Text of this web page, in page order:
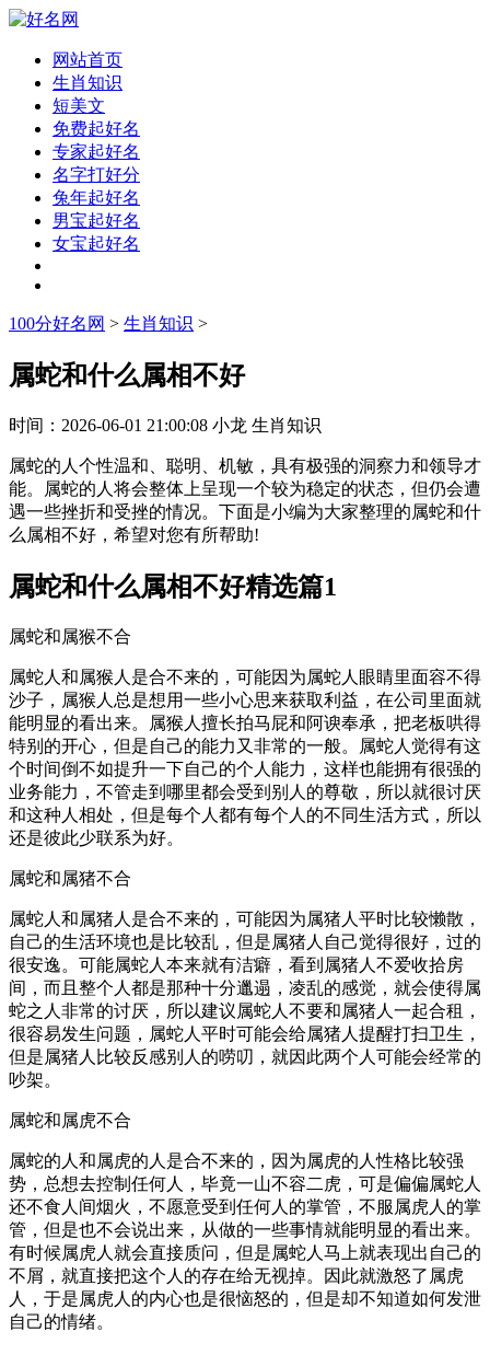
网站首页
生肖知识
短美文
免费起好名
专家起好名
名字打好分
兔年起好名
男宝起好名
女宝起好名
100分好名网 > 生肖知识 >
属蛇和什么属相不好
时间： 2026-06-01 21:00:08 小龙 生肖知识
属蛇的人个性温和、聪明、机敏，具有极强的洞察力和领导才
能。属蛇的人将会整体上呈现一个较为稳定的状态，但仍会遭
遇一些挫折和受挫的情况。下面是小编为大家整理的属蛇和什
么属相不好，希望对您有所帮助!
属蛇和什么属相不好精选篇1
属蛇和属猴不合
属蛇人和属猴人是合不来的，可能因为属蛇人眼睛里面容不得
沙子，属猴人总是想用一些小心思来获取利益，在公司里面就
能明显的看出来。属猴人擅长拍马屁和阿谀奉承，把老板哄得
特别的开心，但是自己的能力又非常的一般。属蛇人觉得有这
个时间倒不如提升一下自己的个人能力，这样也能拥有很强的
业务能力，不管走到哪里都会受到别人的尊敬，所以就很讨厌
和这种人相处，但是每个人都有每个人的不同生活方式，所以
还是彼此少联系为好。
属蛇和属猪不合
属蛇人和属猪人是合不来的，可能因为属猪人平时比较懒散，
自己的生活环境也是比较乱，但是属猪人自己觉得很好，过的
很安逸。可能属蛇人本来就有洁癖，看到属猪人不爱收拾房
间，而且整个人都是那种十分邋遢，凌乱的感觉，就会使得属
蛇之人非常的讨厌，所以建议属蛇人不要和属猪人一起合租，
很容易发生问题，属蛇人平时可能会给属猪人提醒打扫卫生，
但是属猪人比较反感别人的唠叨，就因此两个人可能会经常的
吵架。
属蛇和属虎不合
属蛇的人和属虎的人是合不来的，因为属虎的人性格比较强
势，总想去控制任何人，毕竟一山不容二虎，可是偏偏属蛇人
还不食人间烟火，不愿意受到任何人的掌管，不服属虎人的掌
管，但是也不会说出来，从做的一些事情就能明显的看出来。
有时候属虎人就会直接质问，但是属蛇人马上就表现出自己的
不屑，就直接把这个人的存在给无视掉。因此就激怒了属虎
人，于是属虎人的内心也是很恼怒的，但是却不知道如何发泄
自己的情绪。